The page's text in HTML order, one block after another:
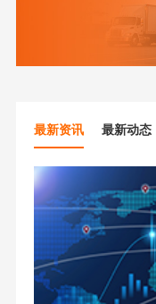
最新资讯 最新动态